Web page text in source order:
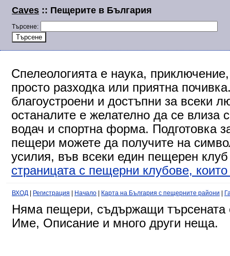
Caves :: Пещерите в България
Търсене:
Спелеологията е наука,
просто разходка или приятна
благоустроени и достъпни за всеки
останалите е желателно да се влиза
водач и спортна форма. Подготовка
пещери можете да получите на
усилия, във всеки един пещерен
страницата с пещерни клубове,
ВХОД Регистрация Начало Карта на България с пещерните райони
Няма пещери, съдържащи търсената
Име, Описание и много други неща.